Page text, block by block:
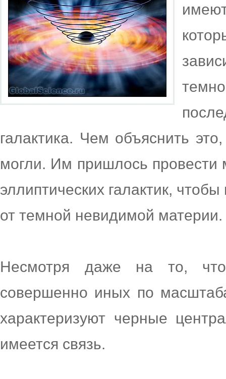
галактика. Чем объяснить
могли. Им пришлось провести
эллиптических галактик,
от темной невидимой материи.
Несмотря даже на то,
совершенно иных по
характеризуют черные
имеется связь.